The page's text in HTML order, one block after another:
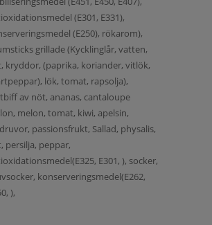
(E301, E331),
(E250), rökarom),
grillade (Kycklinglår, vatten,
kryddor, (paprika, koriander, vitlök,
lök, tomat, rapsolja),
av nöt, ananas, cantaloupe
melon, tomat, kiwi, apelsin,
passionsfrukt, Sallad, physalis,
persilja, peppar,
E301, ), socker,
konserveringsmedel(E262,
),